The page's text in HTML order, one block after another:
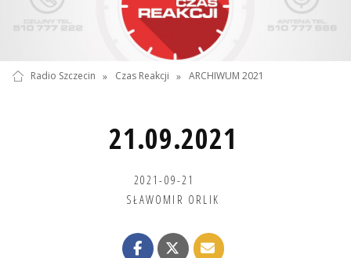
Radio Szczecin » Czas Reakcji » ARCHIWUM 2021
21.09.2021
2021-09-21
SŁAWOMIR ORLIK